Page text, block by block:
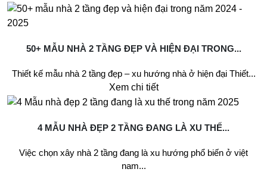
50+ MẪU NHÀ 2 TẦNG ĐẸP VÀ HIỆN ĐẠI TRONG...
Thiết kế mẫu nhà 2 tầng đẹp – xu hướng nhà ở hiện đại Thiết...
Xem chi tiết
4 MẪU NHÀ ĐẸP 2 TẦNG ĐANG LÀ XU THẾ...
Việc chọn xây nhà 2 tầng đang là xu hướng phổ biến ở việt
nam...